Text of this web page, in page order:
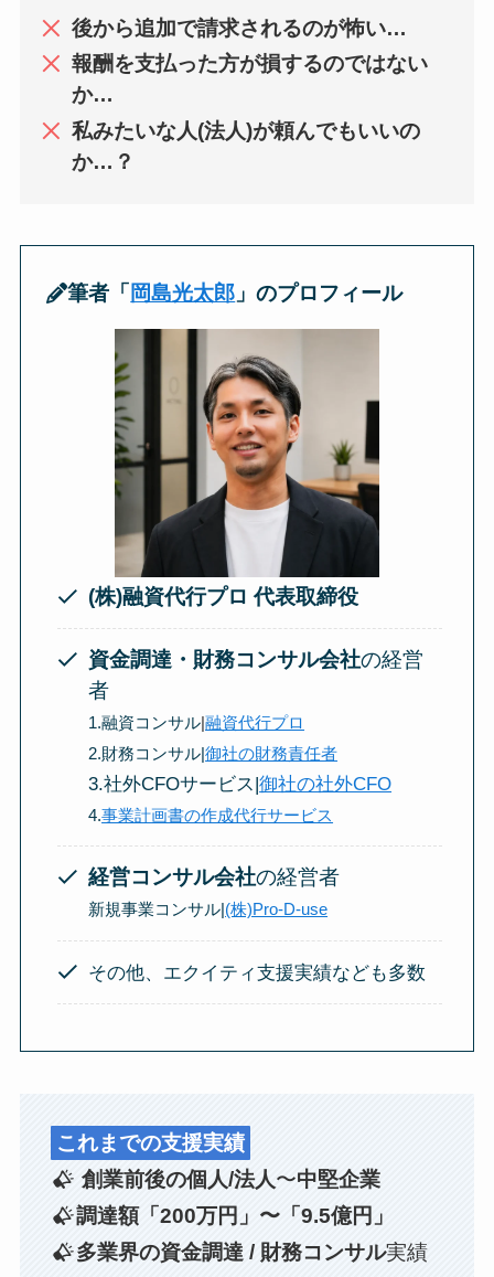
後から追加で請求されるのが怖い…
報酬を支払った方が損するのではない
か…
私みたいな人(法人)が頼んでもいいの
か…？
筆者「岡島光太郎 」のプロフィール
(株)融資代行プロ 代表取締役
資金調達・財務コンサル会社の経営
者
1.融資コンサル|融資代行プロ
2.財務コンサル|御社の財務責任者
3.社外CFOサービス|御社の社外CFO
4.事業計画書の作成代行サービス
経営コンサル会社の経営者
新規事業コンサル| (株)Pro-D-use
その他、エクイティ支援実績なども多数
これまでの支援実績
創業前後の個人/法人〜中堅企業
調達額「200万円」〜「9.5億円」
多業界の資金調達 / 財務コンサル実績